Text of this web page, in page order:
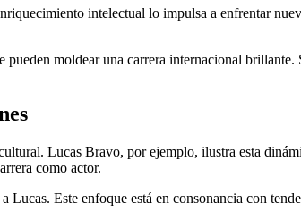
intelectual lo impulsa a enfrentar
moldear una carrera internacional
Lucas Bravo, por ejemplo, ilustra esta
como actor.
Este enfoque está en consonancia con